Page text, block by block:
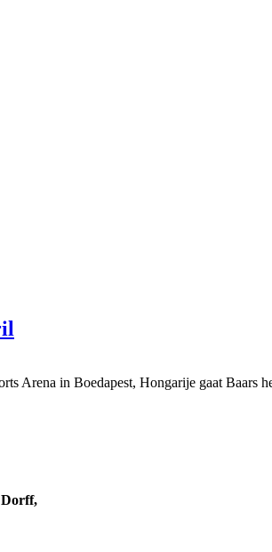
Arena in Boedapest, Hongarije gaat Baars